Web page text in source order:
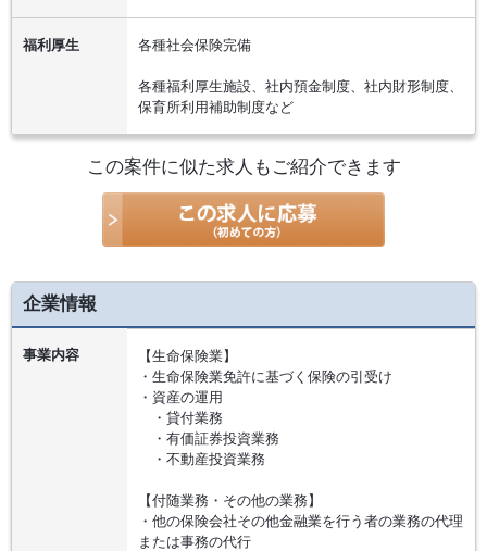
福利厚生 各種社会保険完備
各種福利厚生施設、社内預金制度、社内財形制度、
保育所利用補助制度など
この案件に似た求人もご紹介できます
企業情報
事業内容
【生命保険業】
・生命保険業免許に基づく保険の引受け
・資産の運用
・貸付業務
・有価証券投資業務
・不動産投資業務
【付随業務・その他の業務】
・他の保険会社その他金融業を行う者の業務の代理
または事務の代行